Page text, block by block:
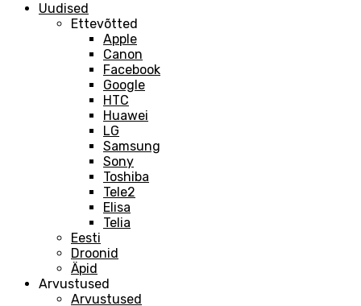
Uudised
Ettevõtted
Apple
Canon
Facebook
Google
HTC
Huawei
LG
Samsung
Sony
Toshiba
Tele2
Elisa
Telia
Eesti
Droonid
Äpid
Arvustused
Arvustused